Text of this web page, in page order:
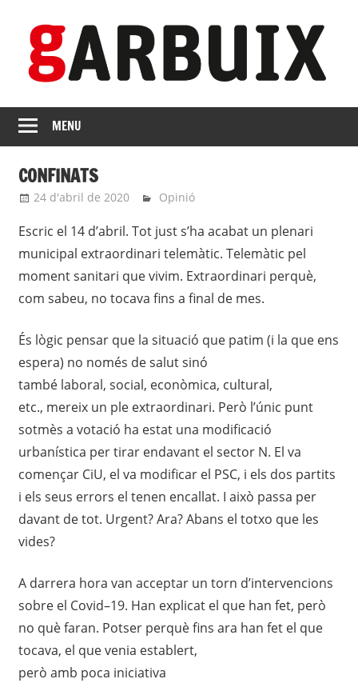
content
GARBUIX
Independent
de
Franqueses
MENU
CONFINATS
24 d'abril de 2020 Eli
Opinió
Escric el 14 d’abril. Tot just s’ha acabat un plenari
municipal extraordinari telemàtic. Telemàtic pel
moment sanitari que vivim. Extraordinari perquè,
com sabeu, no tocava fins a final de mes.
És lògic pensar que la situació que patim (i la que ens
espera) no només de salut sinó
també laboral, social, econòmica, cultural,
etc., mereix un ple extraordinari. Però l’únic punt
sotmès a votació ha estat una modificació
urbanística per tirar endavant el sectorN. El va
començar CiU, el va modificar el PSC, i els dos partits
i els seus errors el tenen encallat. I això passa per
davant de tot. Urgent? Ara?Abans el totxo que les
vides?
A darrera hora van acceptarun torn d’intervencions
sobre el Covid–19. Han explicat el que han fet, però
no què faran. Potser perquè fins ara han fet el que
tocava, el que venia establert,
però amb poca iniciativa